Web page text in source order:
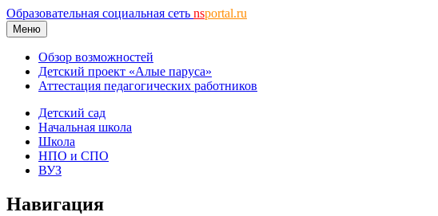
Образовательная социальная сеть nsportal.ru
Меню
Обзор возможностей
Детский проект «Алые паруса»
Аттестация педагогических работников
Детский сад
Начальная школа
Школа
НПО и СПО
ВУЗ
Навигация